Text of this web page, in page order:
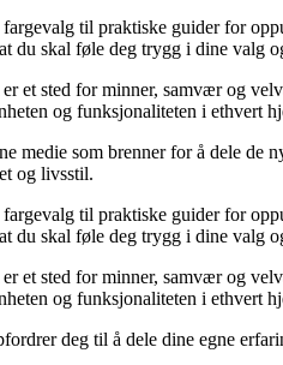
til praktiske guider for
du skal føle deg trygg i dine valg
et sted for minner, samvær og
og funksjonaliteten i ethvert
som brenner for å dele de
og livsstil.
til praktiske guider for
du skal føle deg trygg i dine valg
et sted for minner, samvær og
og funksjonaliteten i ethvert
deg til å dele dine egne